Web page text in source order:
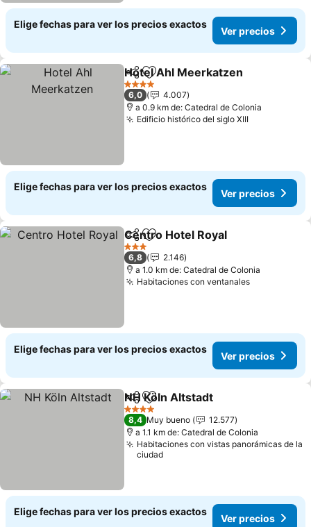
Elige fechas para ver los precios exactos
Ver precios
CompartirAgregar a favoritos
Hotel Ahl Meerkatzen
4 Estrellas
6,0
4.007
a 0.9 km de: Catedral de Colonia
Edificio histórico del siglo XIII
Elige fechas para ver los precios exactos
Ver precios
CompartirAgregar a favoritos
Centro Hotel Royal
3 Estrellas
6,8
2.146
a 1.0 km de: Catedral de Colonia
Habitaciones con ventanales
Elige fechas para ver los precios exactos
Ver precios
CompartirAgregar a favoritos
NH Köln Altstadt
4 Estrellas
8,4 Muy bueno
12.577
a 1.1 km de: Catedral de Colonia
Habitaciones con vistas panorámicas de la
ciudad
Elige fechas para ver los precios exactos
Ver precios